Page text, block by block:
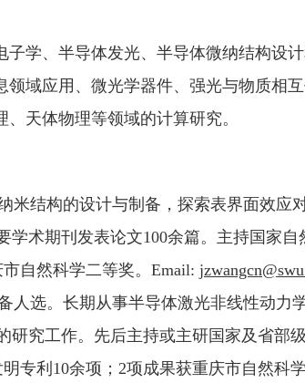
学、半导体发光、半导体微纳结构设计
域应用、微光学器件、强光与物质相
天体物理等领域的计算研究。
米结构的设计与制备，探索表界面效应
术期刊发表论文100余篇。主持国家
自然科学二等奖。Email:
人选。长期从事半导体激光非线性动力
究工作。先后主持或主研国家及省部
专利10余项；2项成果获重庆市自然科学